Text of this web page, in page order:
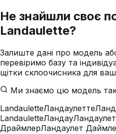
Не знайшли своє
Landaulette?
Залиште дані про модель
перевіримо базу та
щітки склоочисника для
Ми знаємо цю модель
LandauletteЛандаулетте
LandauletteЛандау
ДраймлерЛандаулет